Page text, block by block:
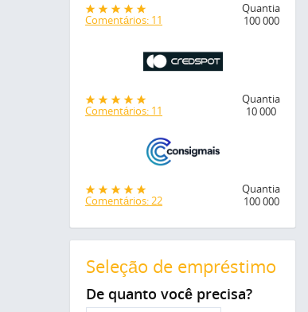
Comentários: 11
Quantia
100 000
Comentários: 11
Quantia
10 000
Comentários: 22
Quantia
100 000
Seleção de empréstimo
De quanto você precisa?